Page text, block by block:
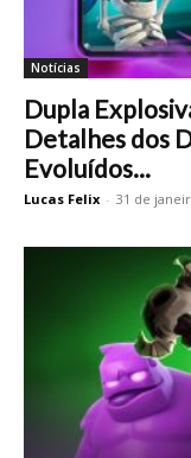
Notícias
Dupla
Detalhes dos
Evoluídos...
Lucas Felix - 31 de